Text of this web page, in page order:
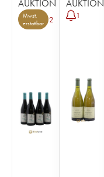
AUKTION
Mwst.
erstattbar
2
AUKTION
1